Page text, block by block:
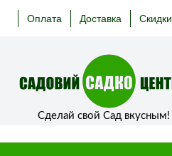
Оплата Доставка Скидки
Сделай свой Сад вкусным!